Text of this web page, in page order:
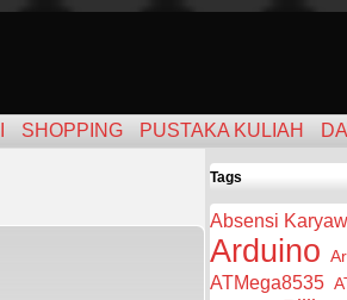
SHOPPING PUSTAKA KULIAH
Tags
Absensi
Arduino
ATMega8535